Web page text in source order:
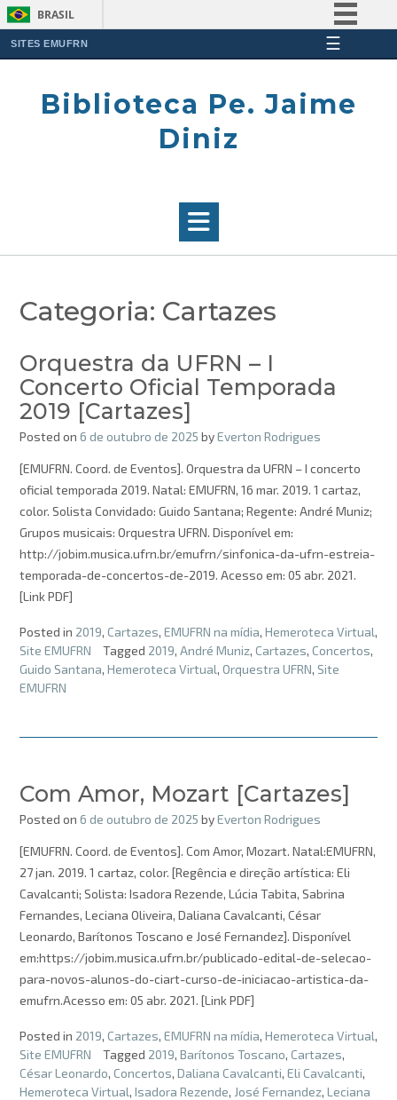
BRASIL
Participe
SITES EMUFRN ☰
Biblioteca Pe. Jaime
Diniz
Categoria: Cartazes
Orquestra da UFRN – I
Concerto Oficial Temporada
2019 [Cartazes]
Posted on 6 de outubro de 2025 byEverton Rodrigues
[EMUFRN. Coord. de Eventos]. Orquestra da UFRN – I concerto
oficial temporada 2019. Natal: EMUFRN, 16 mar. 2019. 1 cartaz,
color. Solista Convidado: Guido Santana; Regente: André Muniz;
Grupos musicais: Orquestra UFRN. Disponível em:
http://jobim.musica.ufrn.br/emufrn/sinfonica-da-ufrn-estreia-
temporada-de-concertos-de-2019. Acesso em: 05 abr. 2021.
[Link PDF]
Posted in 2019, Cartazes, EMUFRN na mídia, Hemeroteca Virtual,
Site EMUFRN
Tagged 2019, André Muniz, Cartazes, Concertos,
Guido Santana, Hemeroteca Virtual, Orquestra UFRN, Site
EMUFRN
Com Amor, Mozart [Cartazes]
Posted on 6 de outubro de 2025 byEverton Rodrigues
[EMUFRN. Coord. de Eventos]. Com Amor, Mozart. Natal:EMUFRN,
27 jan. 2019. 1 cartaz, color. [Regência e direção artística: Eli
Cavalcanti; Solista: Isadora Rezende, Lúcia Tabita, Sabrina
Fernandes, Leciana Oliveira, Daliana Cavalcanti, César
Leonardo, Barítonos Toscano e José Fernandez]. Disponível
em:https://jobim.musica.ufrn.br/publicado-edital-de-selecao-
para-novos-alunos-do-ciart-curso-de-iniciacao-artistica-da-
emufrn.Acesso em: 05 abr. 2021. [Link PDF]
Posted in 2019, Cartazes, EMUFRN na mídia, Hemeroteca Virtual,
Site EMUFRN
Tagged 2019, Barítonos Toscano, Cartazes,
César Leonardo, Concertos, Daliana Cavalcanti, Eli Cavalcanti,
Hemeroteca Virtual, Isadora Rezende, José Fernandez, Leciana